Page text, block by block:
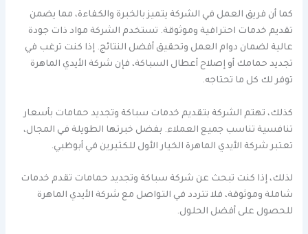
كما أن فريق العمل في الشركة يتميز بالخبرة والكفاءة، مما يضمن
تقديم خدمات احترافية وموثوقة. تستخدم الشركة مواد ذات جودة
عالية لضمان دوام العمل وتحقيق أفضل النتائج. إذا كنت ترغب في
تجديد حمامك أو إصلاح أعطال السباكة، فإن شركة الأيدي الماهرة
توفر لك كل ما تحتاجه.
كذلك، تهتم الشركة بتقديم خدمات سباكة وتجديد حمامات بأسعار
تنافسية تناسب جميع العملاء. بفضل خبرتها الطويلة في المجال،
تعتبر شركة الأيدي الماهرة الخيار الأول للكثيرين في أبوظبي.
لذلك، إذا كنت تبحث عن شركة سباكة وتجديد حمامات تقدم خدمات
شاملة وموثوقة، فلا تتردد في التواصل مع شركة الأيدي الماهرة
للحصول على أفضل الحلول.